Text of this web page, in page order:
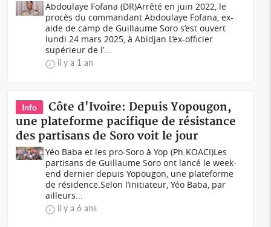
Abdoulaye Fofana (DR)Arrêté en juin 2022, le
procès du commandant Abdoulaye Fofana, ex-
aide de camp de Guillaume Soro s’est ouvert
lundi 24 mars 2025, à Abidjan.L’ex-officier
supérieur de l’...
il y a 1 an
Info
Côte d'Ivoire: Depuis Yopougon,
une plateforme pacifique de résistance
des partisans de Soro voit le jour
Yéo Baba et les pro-Soro à Yop (Ph KOACI)Les
partisans de Guillaume Soro ont lancé le week-
end dernier depuis Yopougon, une plateforme
de résidence.Selon l’initiateur, Yéo Baba, par
ailleurs...
il y a 6 ans